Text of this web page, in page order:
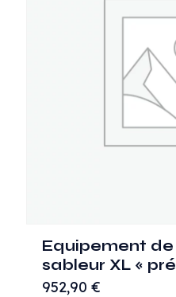
Equipement
sableur XL «
952,90 €